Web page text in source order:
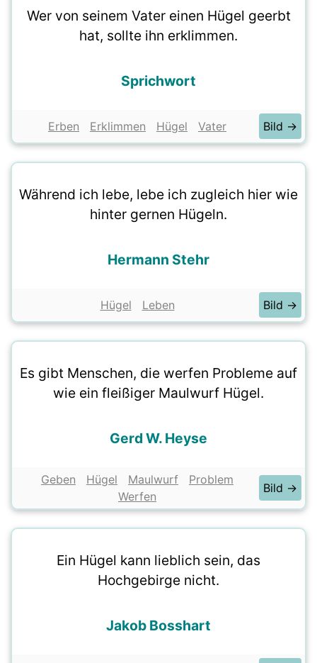
Wer von seinem Vater einen Hügel geerbt
hat, sollte ihn erklimmen.
Sprichwort
Erben Erklimmen Hügel Vater Bild →
Während ich lebe, lebe ich zugleich hier wie
hinter gernen Hügeln.
Hermann Stehr
Hügel Leben Bild →
Es gibt Menschen, die werfen Probleme auf
wie ein fleißiger Maulwurf Hügel.
Gerd W. Heyse
Geben Hügel Maulwurf
Problem
Werfen
Bild →
Ein Hügel kann lieblich sein, das
Hochgebirge nicht.
Jakob Bosshart